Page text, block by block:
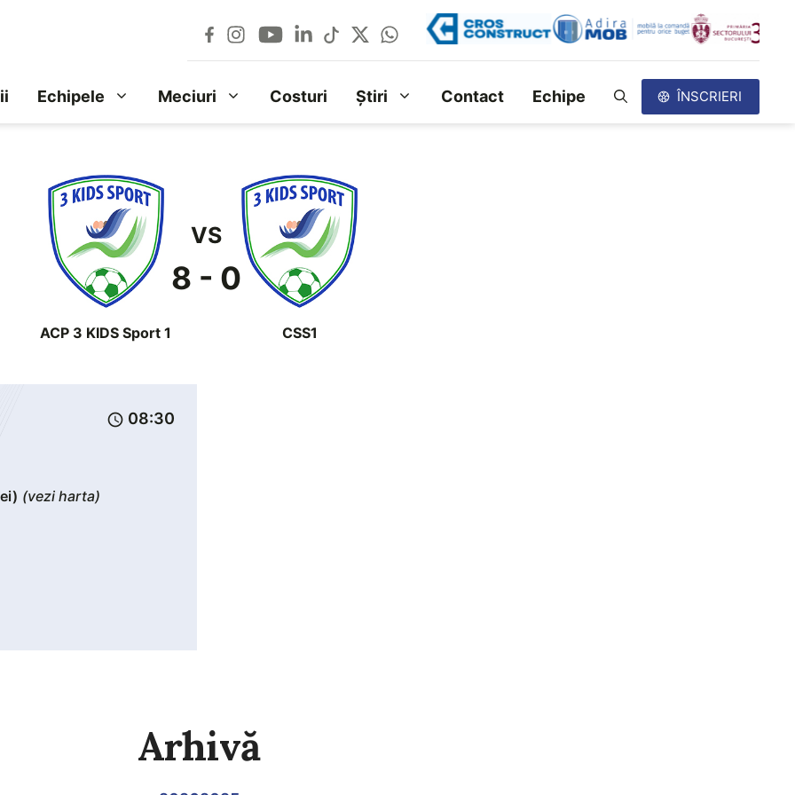
Echipele Meciuri Costuri Știri Contact Echipe ÎNSCRIERI
ACP 3 KIDS Sport 1
VS
8 - 0
CSS1
schedule 08:30
(vezi harta)
Arhivă